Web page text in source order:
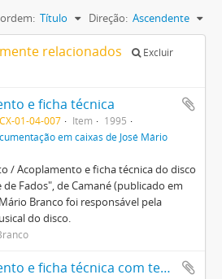
Título Direção: Ascendente
relacionados
Excluir
e ficha técnica
01-04-007 Item
1995
em caixas de José Mário
/ Acoplamento e ficha técnica do disco
Fados", de Camané (publicado em
Mário Branco foi responsável pela
do disco.
Alinhamento e ficha técnica com tempos de canções